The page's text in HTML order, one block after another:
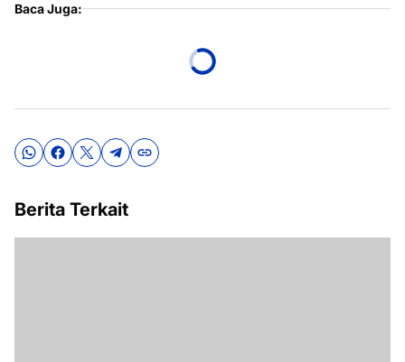
Baca Juga:
Berita Terkait